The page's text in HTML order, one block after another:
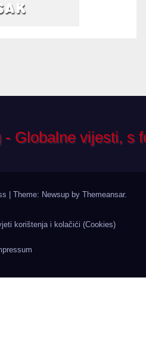
Theme: Newsup by Themeansar.
korištenja i kolačići (Cookies)